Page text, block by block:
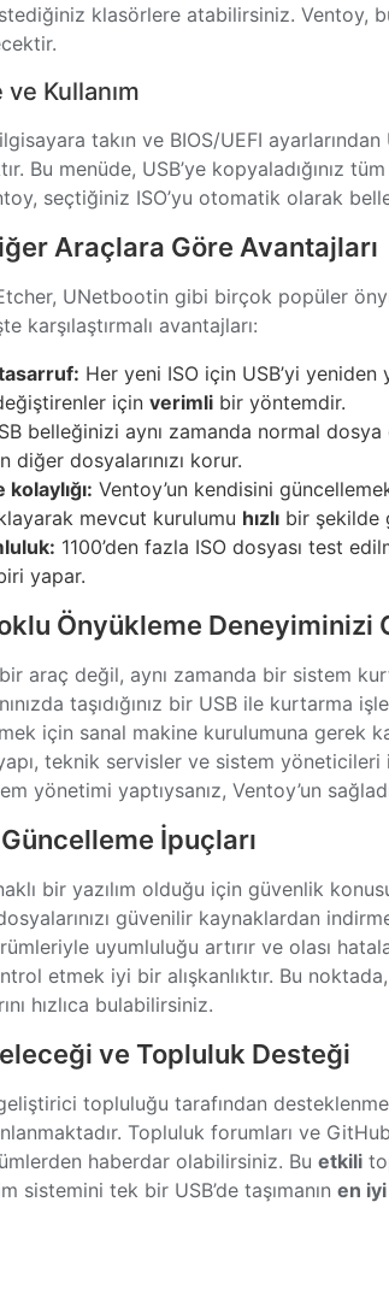
klasörlere atabilirsiniz. Ventoy,
Kullanım
takın ve BIOS/UEFI
Bu menüde, USB’ye kopyaladığınız
seçtiğiniz ISO’yu otomatik olarak
Araçlara Göre Avantajları
UNetbootin gibi birçok popüler
karşılaştırmalı avantajları:
Her yeni ISO için USB’yi
için verimli bir yöntemdir.
belleğinizi aynı zamanda normal
diğer dosyalarınızı korur.
Ventoy’un kendisini
mevcut kurulumu hızlı bir şekilde
1100’den fazla ISO dosyası test
yapar.
Önyükleme Deneyiminizi
araç değil, aynı zamanda bir sistem
taşıdığınız bir USB ile
için sanal makine kurulumuna gerek
teknik servisler ve sistem yöneticileri
yönetimi yaptıysanız, Ventoy’un
İpuçları
bir yazılım olduğu için güvenlik
güvenilir kaynaklardan
uyumluluğu artırır ve olası
etmek iyi bir alışkanlıktır. Bu noktada,
hızlıca bulabilirsiniz.
ve Topluluk Desteği
topluluğu tarafından
Topluluk forumları ve
haberdar olabilirsiniz. Bu etkili
sistemini tek bir USB’de taşımanın en iyi